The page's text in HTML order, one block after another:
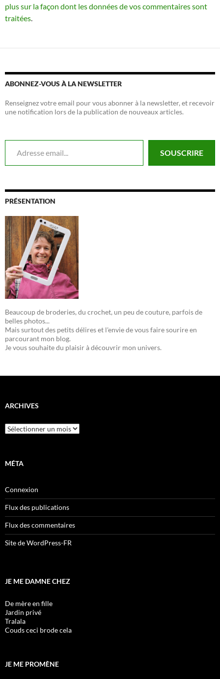
plus sur la façon dont les données de vos commentaires sont
traitées.
ABONNEZ-VOUS À LA NEWSLETTER
Renseignez votre email pour vous abonner à la newsletter, et recevoir
une notification lors de la publication de nouveaux articles.
Adresse email...
SOUSCRIRE
PRÉSENTATION
Beaucoup de broderies, du crochet, un peu de couture, parfois de
belles photos...
Mais surtout des petits délires et l'envie de vous faire sourire en
parcourant mon blog.
Je vous souhaite du plaisir à découvrir mon univers.
ARCHIVES
Archives
MÉTA
Connexion
Flux des publications
Flux des commentaires
Site de WordPress-FR
JE ME DAMNE CHEZ
De mère en fille
Jardin privé
Tralala
Couds ceci brode cela
JE ME PROMÈNE